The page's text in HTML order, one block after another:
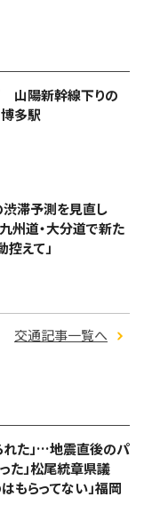
山陽新幹線下りの
多駅
渋滞予測を見直し
州道・大分道で新た
えて」
交通記事一覧へ
れた」…地震直後のパ
た」松尾統章県議
もらってない」福岡